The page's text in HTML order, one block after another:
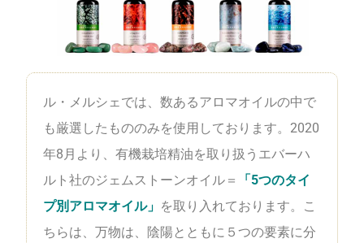
ル・メルシェでは、数あるアロマオイルの中で
も厳選したもののみを使用しております。2020
年8月より、有機栽培精油を取り扱うエバーハ
ルト社のジェムストーンオイル＝
「5つのタイ
プ別アロマオイル」 を取り入れております。こ
ちらは、万物は、陰陽とともに５つの要素に分